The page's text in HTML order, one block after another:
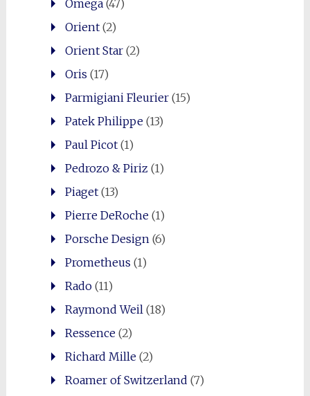
Omega(47)
Orient(2)
Orient Star(2)
Oris (17)
Parmigiani Fleurier(15)
Patek Philippe(13)
Paul Picot(1)
Pedrozo & Piriz (1)
Piaget(13)
Pierre DeRoche(1)
Porsche Design(6)
Prometheus (1)
Rado(11)
Raymond Weil(18)
Ressence(2)
Richard Mille(2)
Roamer of Switzerland (7)